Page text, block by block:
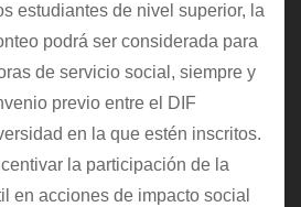
estudiantes de nivel superior, la
podrá ser considerada para
de servicio social, siempre y
previo entre el DIF
en la que estén inscritos.
la participación de la
en acciones de impacto social